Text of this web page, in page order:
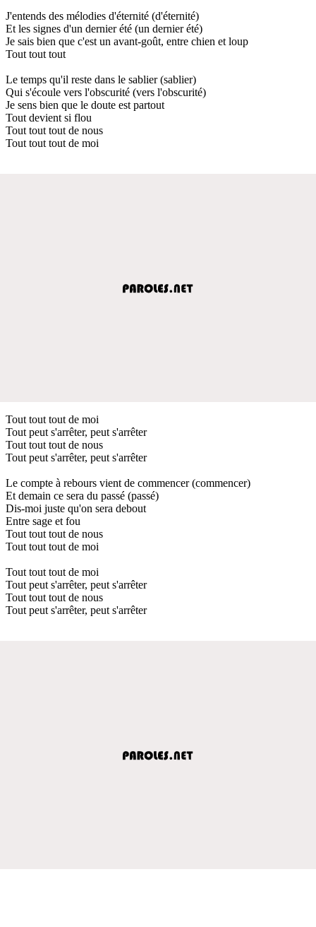
J'entends des mélodies d'éternité (d'éternité)
Et les signes d'un dernier été (un dernier été)
Je sais bien que c'est un avant-goût, entre chien et loup
Tout tout tout
Le temps qu'il reste dans le sablier (sablier)
Qui s'écoule vers l'obscurité (vers l'obscurité)
Je sens bien que le doute est partout
Tout devient si flou
Tout tout tout de nous
Tout tout tout de moi
Tout tout tout de moi
Tout peut s'arrêter, peut s'arrêter
Tout tout tout de nous
Tout peut s'arrêter, peut s'arrêter
Le compte à rebours vient de commencer (commencer)
Et demain ce sera du passé (passé)
Dis-moi juste qu'on sera debout
Entre sage et fou
Tout tout tout de nous
Tout tout tout de moi
Tout tout tout de moi
Tout peut s'arrêter, peut s'arrêter
Tout tout tout de nous
Tout peut s'arrêter, peut s'arrêter